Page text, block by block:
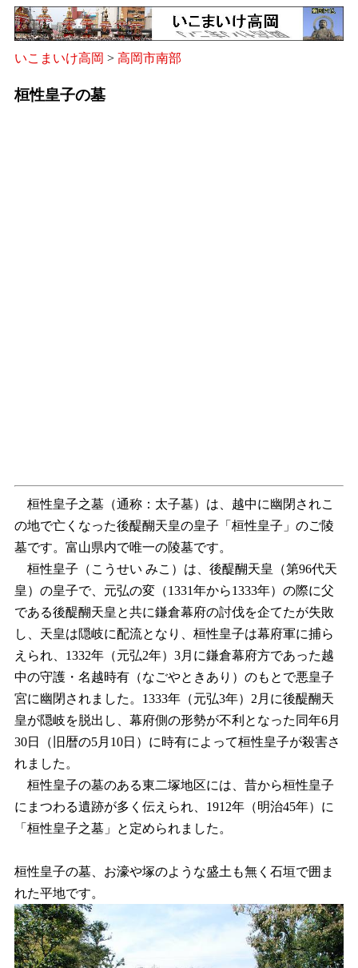
いこまいけ高岡 > 高岡市南部
桓性皇子の墓
桓性皇子之墓（通称：太子墓）は、越中に幽閉されこ
の地で亡くなった後醍醐天皇の皇子「桓性皇子」のご陵
墓です。富山県内で唯一の陵墓です。
桓性皇子（こうせい みこ）は、後醍醐天皇（第96代天
皇）の皇子で、元弘の変（1331年から1333年）の際に父
である後醍醐天皇と共に鎌倉幕府の討伐を企てたが失敗
し、天皇は隠岐に配流となり、桓性皇子は幕府軍に捕ら
えられ、1332年（元弘2年）3月に鎌倉幕府方であった越
中の守護・名越時有（なごやときあり）のもとで悪皇子
宮に幽閉されました。1333年（元弘3年）2月に後醍醐天
皇が隠岐を脱出し、幕府側の形勢が不利となった同年6月
30日（旧暦の5月10日）に時有によって桓性皇子が殺害さ
れました。
桓性皇子の墓のある東二塚地区には、昔から桓性皇子
にまつわる遺跡が多く伝えられ、1912年（明治45年）に
「桓性皇子之墓」と定められました。
桓性皇子の墓、お濠や塚のような盛土も無く石垣で囲ま
れた平地です。